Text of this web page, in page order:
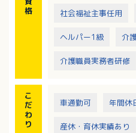
格
社会福祉主事任用
ヘルパー1級 介
介護職員実務者研修
こ
だ
わ
り
車通勤可 年間休
産休・育休実績あり